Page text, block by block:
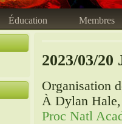
Éducation Membres
2023/03/
Organisation
À Dylan
Proc Natl